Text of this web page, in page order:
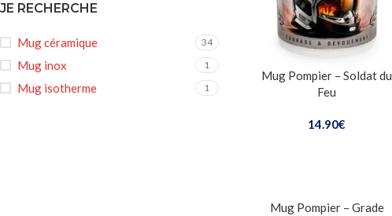
JE RECHERCHE
Mug céramique 34
Mug inox 1
Mug isotherme 1
Mug Pompier – Soldat du
Feu
14.90€
Mug Pompier – Grade